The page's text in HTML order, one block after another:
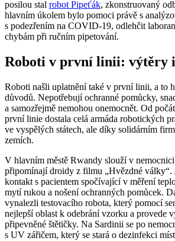
posilou stal robot Pipeťák, zkonstruovaný
hlavním úkolem bylo pomoci právě s
s podezřením na COVID-19, odlehčit
chybám při ručním pipetování.
Roboti v první linii: výtěry
Roboti našli uplatnění také v první linii, a to
důvodů. Nepotřebují ochranné pomůcky,
a samozřejmě nemohou onemocnět. Od
první linie dostala celá armáda robotických
ve vyspělých státech, ale díky solidárním
zemích.
V hlavním městě Rwandy slouží v
připomínají droidy z filmu „Hvězdné války“.
kontakt s pacientem spočívající v měření
mytí rukou a nošení ochranných pomůcek.
vynalezli testovacího robota, který pomocí
nejlepší oblast k odebrání vzorku a provede
připevněné štětičky. Na Sardinii se po
s UV zářičem, který se stará o dezinfekci